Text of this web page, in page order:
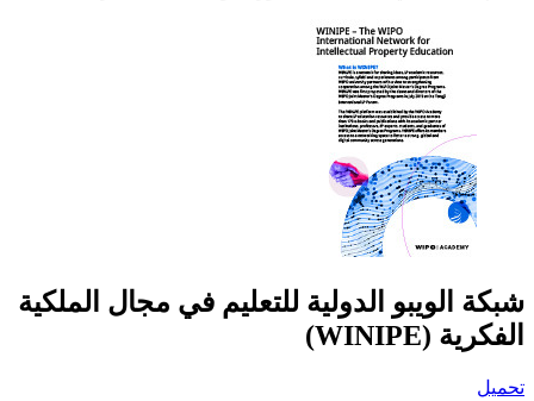
شبكة الويبو الدولية للتعليم في مجال الملكية
الفكرية (WINIPE)
تحميل